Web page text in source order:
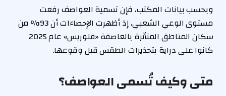
وبحسب بيانات المكتب، فإن تسمية العواصف رفعت
مستوى الوعي الشعبي، إذ أظهرت الإحصاءات أن 93% من
سكان المناطق المتأثرة بالعاصفة «فلوريس» عام 2025
كانوا على دراية بتحذيرات الطقس قبل وقوعها.
متى وكيف تُسمى العواصف؟